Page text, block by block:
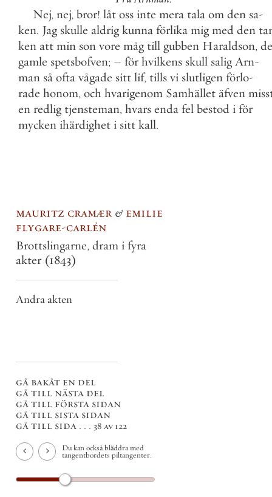
Nej, nej, bror! låt oss inte mera tala om den sa-
ken. Jag skulle aldrig kunna förlika mig med den
ken att min son vore måg till gubben Haraldson,
gamle spetsbofven; – för hvilkens skull salig Arn-
man så ofta vågade sitt lif, tills vi slutligen förlo-
rade honom, och hvarigenom Samhället äfven
en redlig tjensteman, hvars enda fel bestod i för
mycken ihärdighet i sitt kall.
mauritz cramær & emilie
flygare-carlén
Brottslingarne, dram i fyra
akter (1843)
Andra akten
gå bakåt en del
gå till nästa del
gå till första sidan
gå till sista sidan
gå till sida . . . 38 av 122
Du kan också bläddra med
tangentbordets piltangenter.